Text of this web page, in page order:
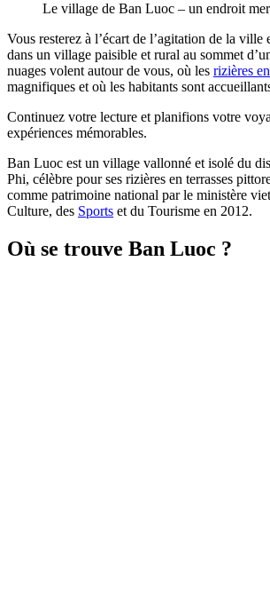
Le village de Ban Luoc – un endroit
Vous resterez à l’écart de l’agitation de la ville
dans un village paisible et rural au sommet
nuages volent autour de vous, où les rizières
magnifiques et où les habitants sont
Continuez votre lecture et planifions votre
expériences mémorables.
Ban Luoc est un village vallonné et isolé du
Phi, célèbre pour ses rizières en terrasses
comme patrimoine national par le ministère
Culture, des Sports et du Tourisme en 2012.
Où se trouve Ban Luoc ?